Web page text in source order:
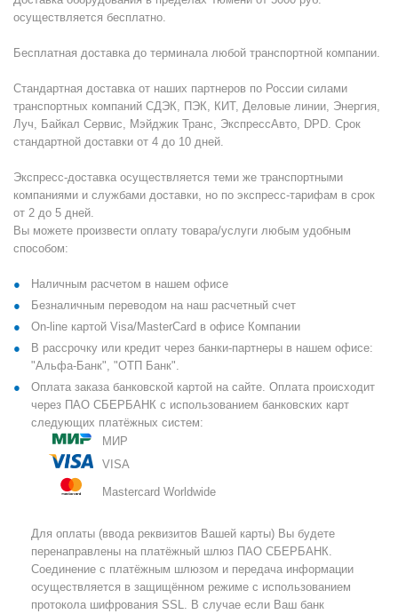
осуществляется бесплатно.
Бесплатная доставка до терминала любой транспортной компании.
Стандартная доставка от наших партнеров по России силами
транспортных компаний СДЭК, ПЭК, КИТ, Деловые линии, Энергия,
Луч, Байкал Сервис, Мэйджик Транс, ЭкспрессАвто, DPD. Срок
стандартной доставки от 4 до 10 дней.
Экспресс-доставка осуществляется теми же транспортными
компаниями и службами доставки, но по экспресс-тарифам в срок
от 2 до 5 дней.
Вы можете произвести оплату товара/услуги любым удобным
способом:
Наличным расчетом в нашем офисе
Безналичным переводом на наш расчетный счет
On-line картой Visa/MasterCard в офисе Компании
В рассрочку или кредит через банки-партнеры в нашем офисе:
"Альфа-Банк", "ОТП Банк".
Оплата заказа банковской картой на сайте. Оплата происходит
через ПАО СБЕРБАНК с использованием банковских карт
следующих платёжных систем:
МИР
VISA
Mastercard Worldwide
Для оплаты (ввода реквизитов Вашей карты) Вы будете
перенаправлены на платёжный шлюз ПАО СБЕРБАНК.
Соединение с платёжным шлюзом и передача информации
осуществляется в защищённом режиме с использованием
протокола шифрования SSL. В случае если Ваш банк